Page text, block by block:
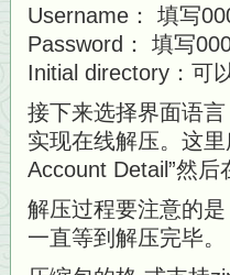
Username： 填写
Password： 填写
Initial directory：可
接下来选择界面语
实现在线解压。这
Account Detail”然后
解压过程要注意的
一直等到解压完毕。